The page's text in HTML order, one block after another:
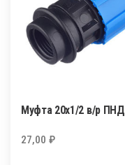
Муфта 20х1/2 в/р ПНД
27,00 ₽